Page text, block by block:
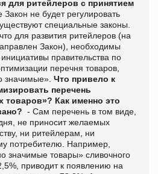
для ритейлеров с принятием
не будет регулировать
специальные законы.
для развития ритейлеров (на
Закон), необходимы
правительства по
перечня товаров,
значимые». Что привело к
перечень
товаров»? Как именно это
- Сам перечень в том виде,
не приносит желаемых
ни ритейлерам, ни
потребителю. Например,
значимые товары» сливочного
приводит к появлению на